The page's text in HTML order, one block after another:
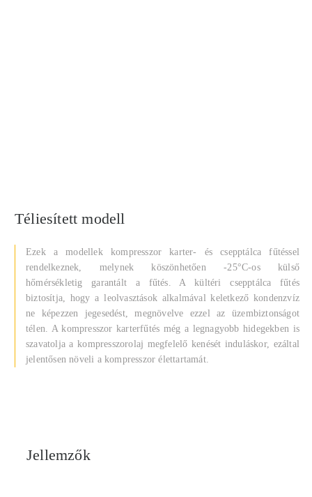
Téliesített modell
Ezek a modellek kompresszor karter- és csepptálca fűtéssel
rendelkeznek, melynek köszönhetően -25°C-os külső
hőmérsékletig garantált a fűtés. A kültéri csepptálca fűtés
biztosítja, hogy a leolvasztások alkalmával keletkező kondenzvíz
ne képezzen jegesedést, megnövelve ezzel az üzembiztonságot
télen. A kompresszor karterfűtés még a legnagyobb hidegekben is
szavatolja a kompresszorolaj megfelelő kenését induláskor, ezáltal
jelentősen növeli a kompresszor élettartamát.
Jellemzők